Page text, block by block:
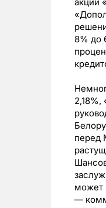
8% до
перед
может
—